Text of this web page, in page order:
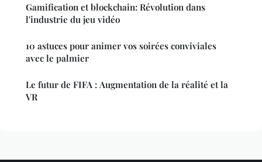
Gamification et blockchain: Révolution dans
l'industrie du jeu vidéo
10 astuces pour animer vos soirées conviviales
avec le palmier
Le futur de FIFA : Augmentation de la réalité et la
VR